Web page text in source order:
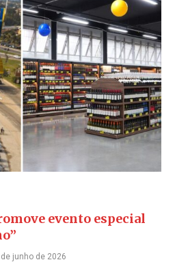
evento especial
junho de 2026